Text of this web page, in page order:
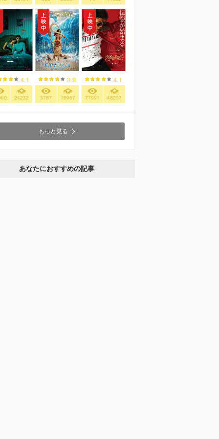
4.1
24232
3.9
3787 15967
4.1
77091 48207
もっと見る
あなたにおすすめの記事